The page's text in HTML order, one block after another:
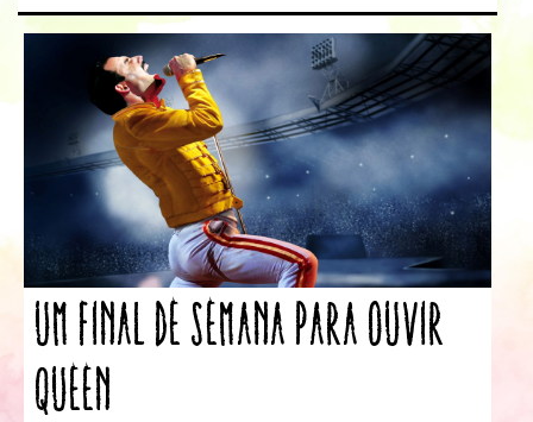
Um final de semana para ouvir
Queen